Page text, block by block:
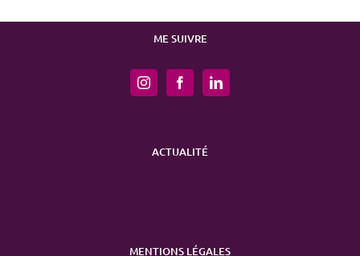
ME SUIVRE
ACTUALITÉ
MENTIONS LÉGALES